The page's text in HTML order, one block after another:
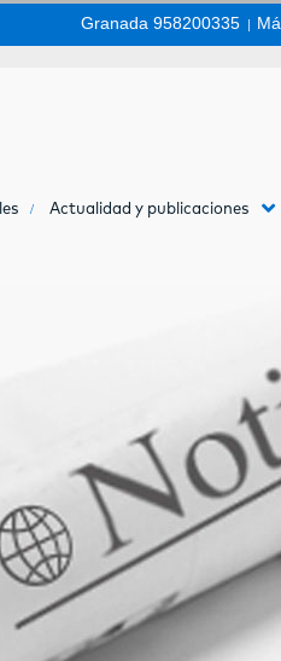
Granada 958200335 |
Actualidad y publicaciones